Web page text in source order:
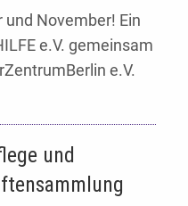
November! Ein
e.V. gemeinsam
e.V.
und